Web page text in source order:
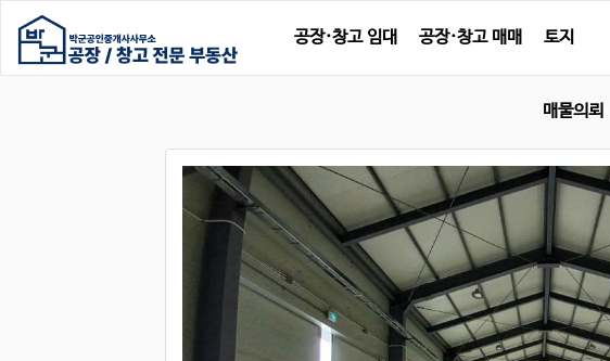
공장·창고 임대 공장·창고 매매 토지
매물의뢰